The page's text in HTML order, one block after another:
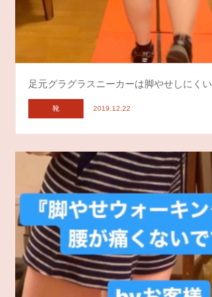
足元グラグラスニーカーは脚やせしにくい
靴 2019.12.22